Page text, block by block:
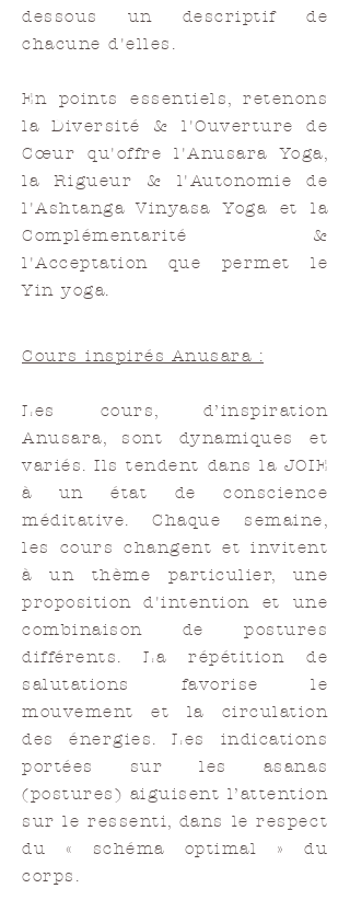
dessous un descriptif de
chacune d'elles.
En points essentiels, retenons
la Diversité & l'Ouverture de
Cœur qu'offre l'Anusara Yoga,
la Rigueur & l'Autonomie de
l'Ashtanga Vinyasa Yoga et la
Complémentarité &
l'Acceptation que permet le
Yin yoga.
Cours inspirés Anusara :
Les cours, d’inspiration
Anusara, sont dynamiques et
variés. Ils tendent dans la JOIE
à un état de conscience
méditative. Chaque semaine,
les cours changent et invitent
à un thème particulier, une
proposition d'intention et une
combinaison de postures
différents. La répétition de
salutations favorise le
mouvement et la circulation
des énergies. Les indications
portées sur les asanas
(postures) aiguisent l’attention
sur le ressenti, dans le respect
du « schéma optimal » du
corps.